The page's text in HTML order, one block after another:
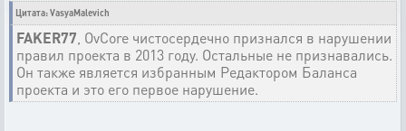
Цитата: VasyaMalevich
FAKER77 , OvCore чистосердечно признался в нарушении
правил проекта в 2013 году. Остальные не признавались.
Он также является избранным Редактором Баланса
проекта и это его первое нарушение.